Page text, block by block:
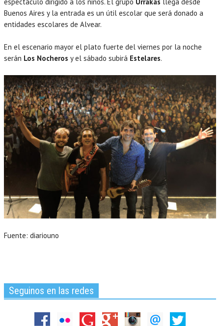
Buenos Aires y la entrada es un útil escolar que será donado a
entidades escolares de Alvear.
En el escenario mayor el plato fuerte del viernes por la noche
serán Los Nocheros y el sábado subirá Estelares.
Fuente: diariouno
Seguinos en las redes